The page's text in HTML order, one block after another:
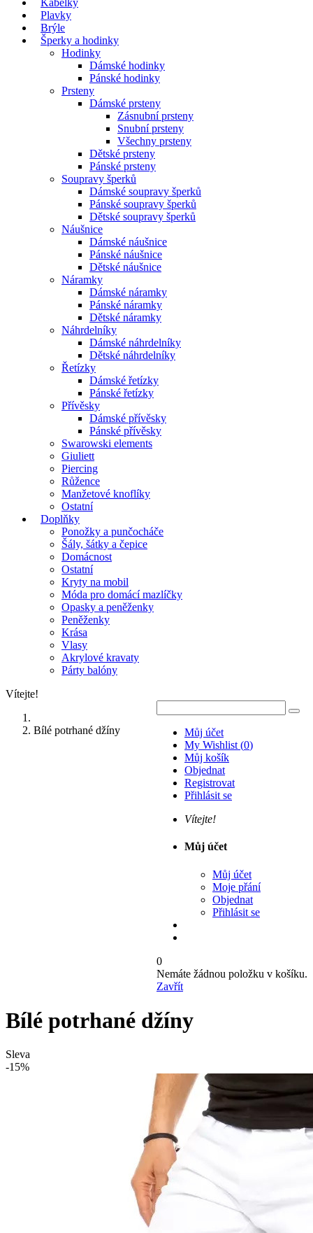
Kabelky
Plavky
Brýle
Šperky a hodinky
Hodinky
Dámské hodinky
Pánské hodinky
Prsteny
Dámské prsteny
Zásnubní prsteny
Snubní prsteny
Všechny prsteny
Dětské prsteny
Pánské prsteny
Soupravy šperků
Dámské soupravy šperků
Pánské soupravy šperků
Dětské soupravy šperků
Náušnice
Dámské náušnice
Pánské náušnice
Dětské náušnice
Náramky
Dámské náramky
Pánské náramky
Dětské náramky
Náhrdelníky
Dámské náhrdelníky
Dětské náhrdelníky
Řetízky
Dámské řetízky
Pánské řetízky
Přívěsky
Dámské přívěsky
Pánské přívěsky
Swarowski elements
Giuliett
Piercing
Růžence
Manžetové knoflíky
Ostatní
Doplňky
Ponožky a punčocháče
Šály, šátky a čepice
Domácnost
Ostatní
Kryty na mobil
Móda pro domácí mazlíčky
Opasky a peněženky
Peněženky
Krása
Vlasy
Akrylové kravaty
Párty balóny
Vítejte!
Můj účet
My Wishlist (0)
Můj košík
Objednat
Registrovat
Přihlásit se
Vítejte!
Můj účet
Můj účet
Moje přání
Objednat
Přihlásit se
0
Nemáte žádnou položku v košíku.
Zavřít
Bílé potrhané džíny
Bílé potrhané džíny
Sleva
-15%